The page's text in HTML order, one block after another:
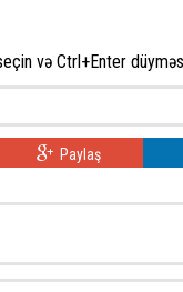
və Ctrl+Enter
Paylaş